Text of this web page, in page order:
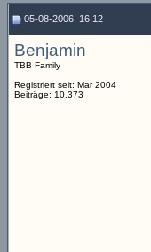
05-08-2006, 16:12
Benjamin
TBB Family
Registriert seit: Mar 2004
Beiträge: 10.373